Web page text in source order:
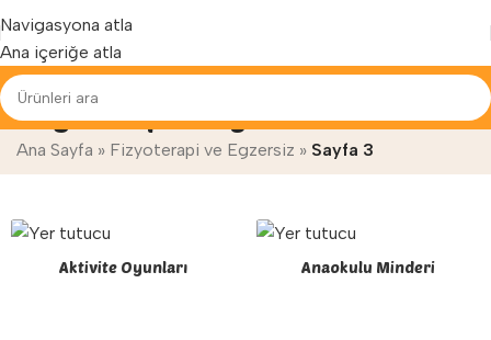
Navigasyona atla
Ana içeriğe atla
Yenilenen arayüzümüz ile hizmetinizdeyiz...
Fizyoterapi ve Egzersiz
Ana Sayfa » Fizyoterapi ve Egzersiz » Sayfa 3
Aktivite Oyunları Anaokulu Minderi